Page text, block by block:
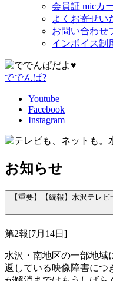
会員証 micカ
よくお寄せい
お問い合わせ
インボイス制
ででんぱ?
Youtube
Facebook
Instagram
お知らせ
【重要】【続報】水沢テレ
第2報[7月14日]
水沢・南地区の一部地域
返している映像障害につ